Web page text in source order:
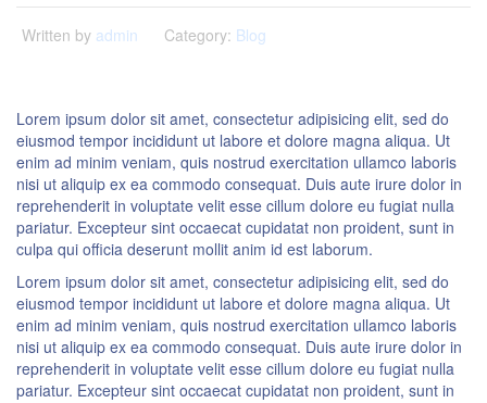
Written by admin Category: Blog
Lorem ipsum dolor sit amet, consectetur adipisicing elit, sed do
eiusmod tempor incididunt ut labore et dolore magna aliqua. Ut
enim ad minim veniam, quis nostrud exercitation ullamco laboris
nisi ut aliquip ex ea commodo consequat. Duis aute irure dolor in
reprehenderit in voluptate velit esse cillum dolore eu fugiat nulla
pariatur. Excepteur sint occaecat cupidatat non proident, sunt in
culpa qui officia deserunt mollit anim id est laborum.
Lorem ipsum dolor sit amet, consectetur adipisicing elit, sed do
eiusmod tempor incididunt ut labore et dolore magna aliqua. Ut
enim ad minim veniam, quis nostrud exercitation ullamco laboris
nisi ut aliquip ex ea commodo consequat. Duis aute irure dolor in
reprehenderit in voluptate velit esse cillum dolore eu fugiat nulla
pariatur. Excepteur sint occaecat cupidatat non proident, sunt in